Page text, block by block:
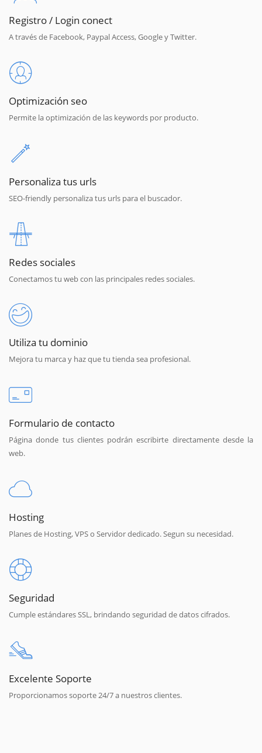
Registro / Login conect
A través de Facebook, Paypal Access, Google y Twitter.
Optimización seo
Permite la optimización de las keywords por producto.
Personaliza tus urls
SEO-friendly personaliza tus urls para el buscador.
Redes sociales
Conectamos tu web con las principales redes sociales.
Utiliza tu dominio
Mejora tu marca y haz que tu tienda sea profesional.
Formulario de contacto
Página donde tus clientes podrán escribirte directamente desde la
web.
Hosting
Planes de Hosting, VPS o Servidor dedicado. Segun su necesidad.
Seguridad
Cumple estándares SSL, brindando seguridad de datos cifrados.
Excelente Soporte
Proporcionamos soporte 24/7 a nuestros clientes.